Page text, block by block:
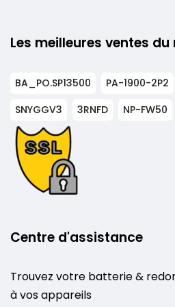
Les meilleures ventes
BA_PO.SP13500 PA-1900-2P2
SNYGGV3
3RNFD NP-FW50
Centre d'assistance
Trouvez votre batterie &
à vos appareils